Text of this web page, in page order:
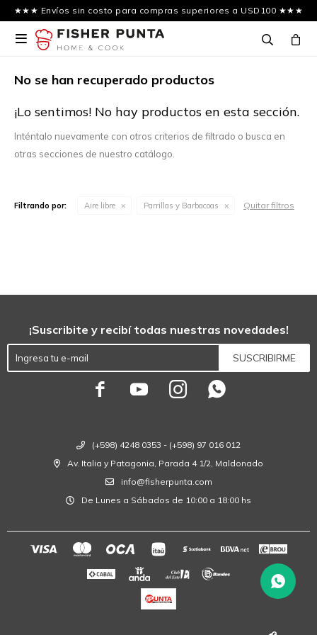
★★★ Envíos sin costo para compras superiores a USD100 ★★★

No se han recuperado productos
¡Lo sentimos! No hay productos en esta sección.
Inténtalo nuevamente con otros criterios de filtrado o busca en
otras secciones de nuestro catálogo.
Filtrando por: Aire libre Parrillas y Barbacoas Quitar filtros
(+598) 4248 0353 - (+598) 97 016 012
Av. Italia y Patagonia, Parada 4 1/2, Maldonado
info@fisherpunta.com
De Lunes a Sábados de 10:00 a 18:00 hs
¡Suscribite y recibí todas nuestras novedades!
SUSCRIBIRME
   